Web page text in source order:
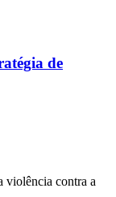
de
violência contra a